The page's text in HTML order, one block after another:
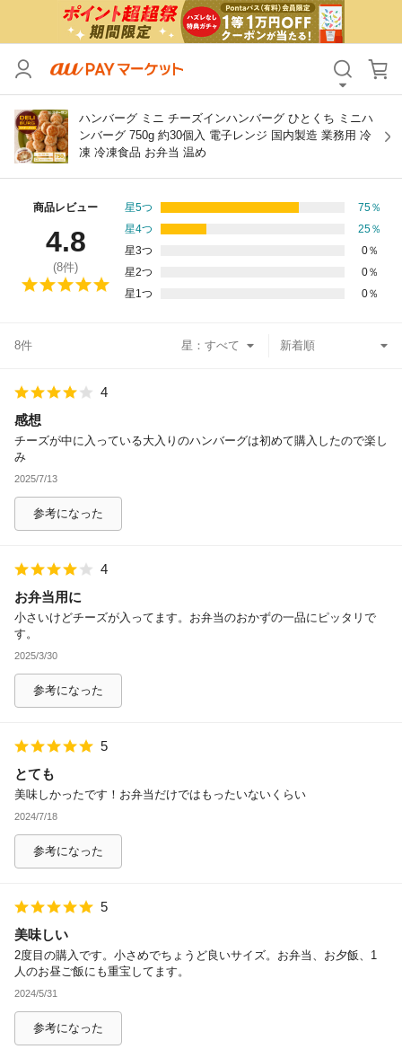
ハンバーグ ミニ チーズインハンバーグ ひとくち ミニハ
ンバーグ 750g 約30個入 電子レンジ 国内製造 業務用 冷
凍 冷凍食品 お弁当 温め
商品レビュー
4.8
(8件)
星5つ 75％
星4つ
25％
星3つ
0％
星2つ
0％
星1つ
0％
8件 星：
4
感想
チーズが中に入っている大入りのハンバーグは初めて購入したので楽し
み
2025/7/13
参考になった
4
お弁当用に
小さいけどチーズが入ってます。お弁当のおかずの一品にピッタリで
す。
2025/3/30
参考になった
5
とても
美味しかったです！お弁当だけではもったいないくらい
2024/7/18
参考になった
5
美味しい
2度目の購入です。小さめでちょうど良いサイズ。お弁当、お夕飯、1
人のお昼ご飯にも重宝してます。
2024/5/31
参考になった
カテゴリ すべて
価格 すべて
支払い方法
その他の条件
送料無料
Pontaパス特典対象すべて
除外ワード